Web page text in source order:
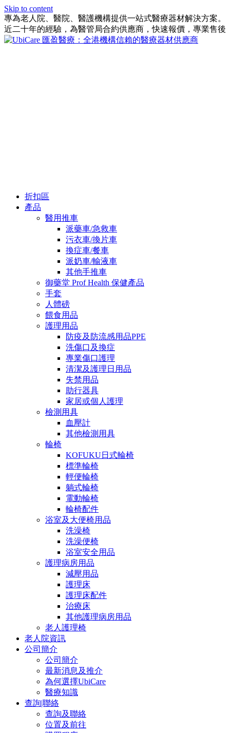
Skip to content
專為老人院、醫院、醫護機構提供一站式醫療器材解決方案。
近二十年的經驗，為醫管局合約供應商，快速報價，專業售後
折扣區
產品
醫用推車
派藥車/急救車
污衣車/換片車
換症車/餐車
派奶車/輸液車
其他手推車
御藥堂 Prof Health 保健產品
手套
人體磅
餵食用品
護理用品
防疫及防流感用品PPE
洗傷口及換症
專業傷口護理
清潔及護理日用品
失禁用品
助行器具
家居或個人護理
檢測用具
血壓計
其他檢測用具
輪椅
KOFUKU日式輪椅
標準輪椅
輕便輪椅
躺式輪椅
電動輪椅
輪椅配件
浴室及大便椅用品
洗澡椅
洗澡便椅
浴室安全用品
護理病房用品
減壓用品
護理床
護理床配件
治療床
其他護理病房用品
老人護理椅
老人院資訊
公司簡介
公司簡介
最新消息及推介
為何選擇UbiCare
醫療知識
查詢|聯絡
查詢及聯絡
位置及前往